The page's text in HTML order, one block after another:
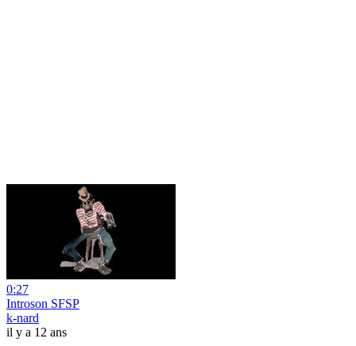
0:27
Introson SFSP
k-nard
il y a 12 ans